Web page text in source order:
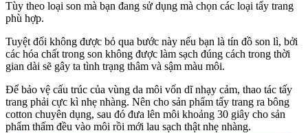
Tùy theo loại son mà bạn đang sử dụng mà chọn các loại tẩy trang
phù hợp.
Tuyệt đối không được bỏ qua bước này nếu bạn là tín đồ son lì, bởi
các hóa chất trong son không được làm sạch đúng cách trong thời
gian dài sẽ gây ta tình trạng thâm và sậm màu môi.
Để bảo vệ cấu trúc của vùng da môi vốn dĩ nhạy cảm, thao tác tấy
trang phải cực kì nhẹ nhàng. Nên cho sản phẩm tẩy trang ra bông
cotton chuyên dụng, sau đó đưa lên môi khoảng 30 giây cho sản
phẩm thấm đều vào môi rồi mới lau sạch thật nhẹ nhàng.